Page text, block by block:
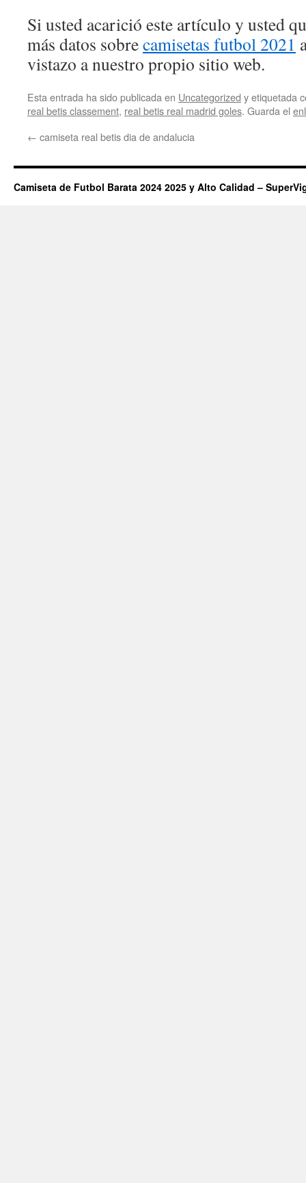
Si usted acarició este artículo y usted
más datos sobrecamisetas futbol 2021
vistazo a nuestro propio sitio web.
Esta entrada ha sido publicada en Uncategorized y etiquetada
real betis classement, real betis real madrid goles. Guarda el
← camiseta real betis dia de andalucia
Camiseta de Futbol Barata 2024 2025 y Alto Calidad –